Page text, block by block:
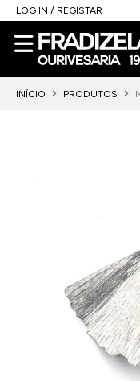
LOG IN / REGISTAR
INÍCIO PRODUTOS